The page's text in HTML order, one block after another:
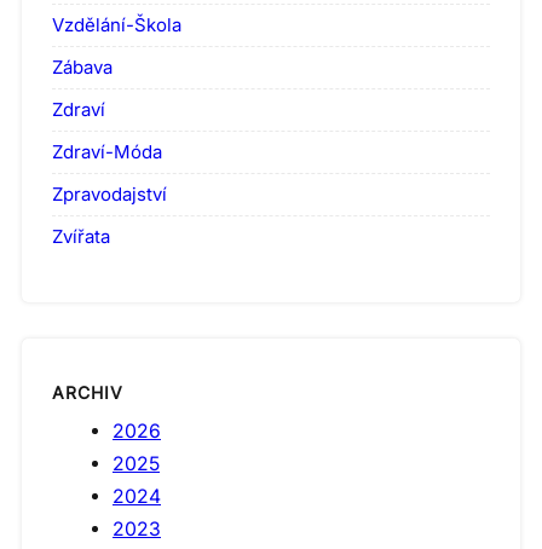
Vzdělání-Škola
Zábava
Zdraví
Zdraví-Móda
Zpravodajství
Zvířata
ARCHIV
2026
2025
2024
2023